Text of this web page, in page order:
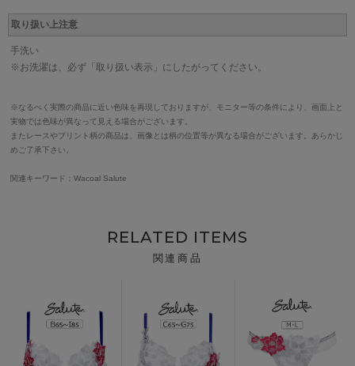
取り扱い上注意
手洗い
※お洗濯は、必ず「取り扱い表示」にしたがってください。
※なるべく実際の商品に近い色味を再現しておりますが、モニター等の条件により、画面上と
実物では色味が異なって見える場合がございます。
またレースやプリント柄の商品は、画像とは柄の位置等が異なる場合がございます。あらかじ
めご了承下さい。
関連キーワード：Wacoal Salute
RELATED ITEMS
関連商品